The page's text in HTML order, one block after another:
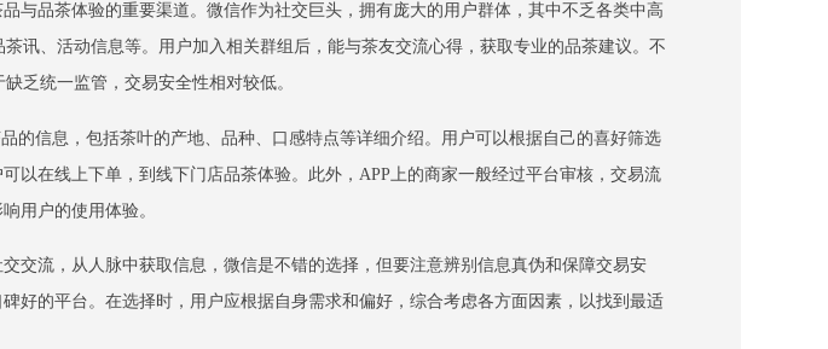
与品茶体验的重要渠道。微信作为社交巨头，拥有庞大的用户群体，其中不乏各类中高
讯、活动信息等。用户加入相关群组后，能与茶友交流心得，获取专业的品茶建议。不
乏统一监管，交易安全性相对较低。
的信息，包括茶叶的产地、品种、口感特点等详细介绍。用户可以根据自己的喜好筛选
以在线上下单，到线下门店品茶体验。此外，APP上的商家一般经过平台审核，交易流
用户的使用体验。
交流，从人脉中获取信息，微信是不错的选择，但要注意辨别信息真伪和保障交易安
好的平台。在选择时，用户应根据自身需求和偏好，综合考虑各方面因素，以找到最适